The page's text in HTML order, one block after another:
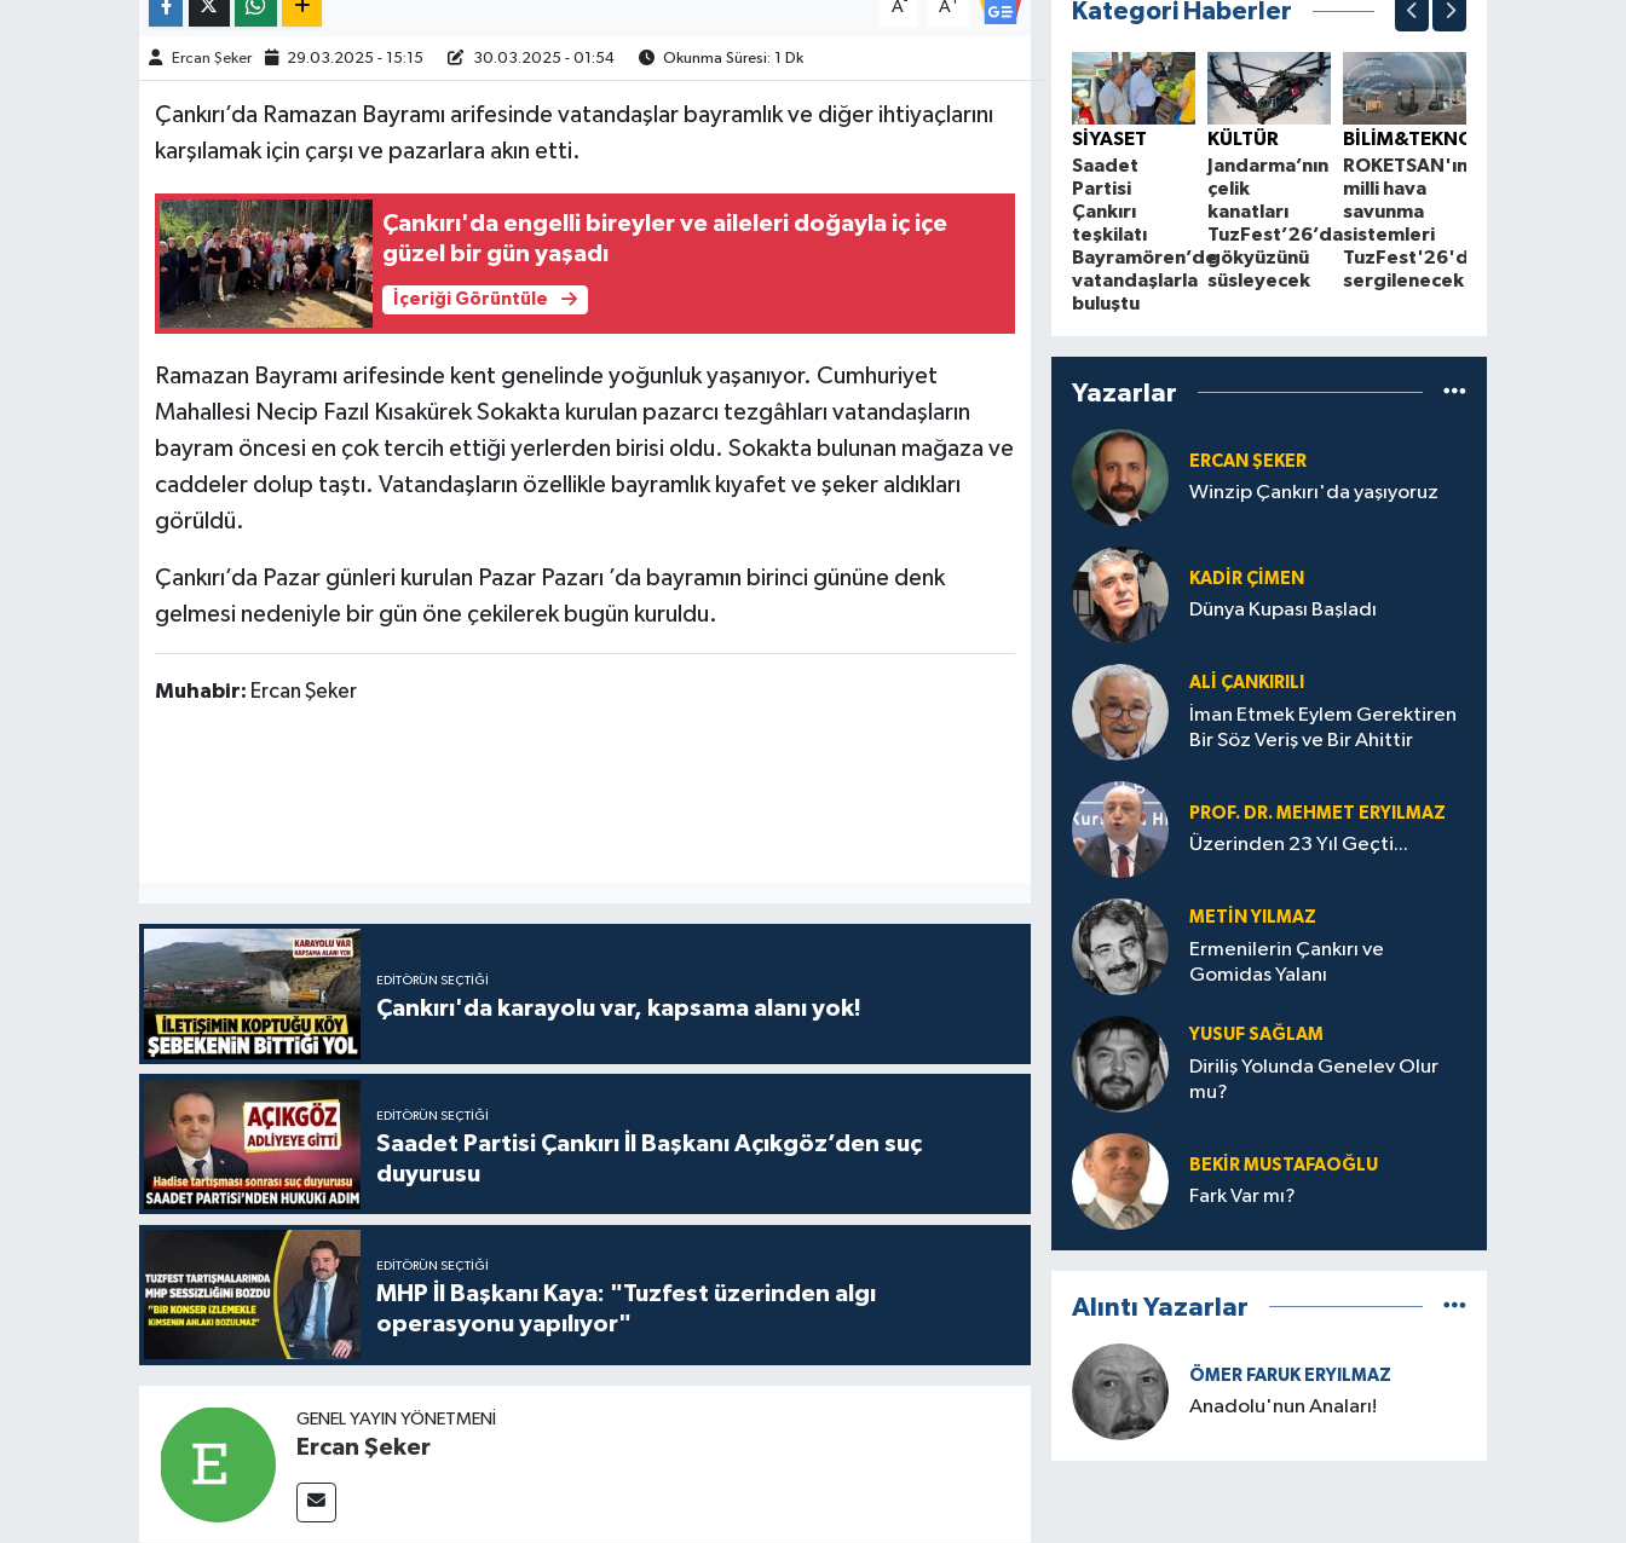
A A
Ercan Şeker 29.03.2025 - 15:15 30.03.2025 - 01:54 Okunma Süresi: 1 Dk
Çankırı’da Ramazan Bayramı arifesinde vatandaşlar bayramlık ve diğer ihtiyaçlarını
karşılamak için çarşı ve pazarlara akın etti.
Çankırı'da engelli bireyler ve aileleri doğayla iç içe
güzel bir gün yaşadı
İçeriği Görüntüle
Ramazan Bayramı arifesinde kent genelinde yoğunluk yaşanıyor. Cumhuriyet
Mahallesi Necip Fazıl Kısakürek Sokakta kurulan pazarcı tezgâhları vatandaşların
bayram öncesi en çok tercih ettiği yerlerden birisi oldu. Sokakta bulunan mağaza ve
caddeler dolup taştı. Vatandaşların özellikle bayramlık kıyafet ve şeker aldıkları
görüldü.
Çankırı’da Pazar günleri kurulan Pazar Pazarı ’da bayramın birinci gününe denk
gelmesi nedeniyle bir gün öne çekilerek bugün kuruldu.
Muhabir: Ercan Şeker
EDITÖRÜN SEÇTIĞI
Çankırı'da karayolu var, kapsama alanı yok!
EDITÖRÜN SEÇTIĞI
Saadet Partisi Çankırı İl Başkanı Açıkgöz’den suç
duyurusu
EDITÖRÜN SEÇTIĞI
MHP İl Başkanı Kaya: "Tuzfest üzerinden algı
operasyonu yapılıyor"
GENEL YAYIN YÖNETMENI
Ercan Şeker
Kategori Haberler
SİYASET
Saadet
Partisi
Çankırı
teşkilatı
Bayramören’de
vatandaşlarla
buluştu
KÜLTÜR
Jandarma’nın
çelik
kanatları
TuzFest’26’da
gökyüzünü
süsleyecek
BİLİM&TEKNOLOJİ
ROKETSAN'ın
milli hava
savunma
sistemleri
TuzFest'26'da
sergilenecek
Yazarlar
ERCAN ŞEKER
Winzip Çankırı'da yaşıyoruz
KADIR ÇIMEN
Dünya Kupası Başladı
ALI ÇANKIRILI
İman Etmek Eylem Gerektiren
Bir Söz Veriş ve Bir Ahittir
PROF. DR. MEHMET ERYILMAZ
Üzerinden 23 Yıl Geçti...
METIN YILMAZ
Ermenilerin Çankırı ve
Gomidas Yalanı
YUSUF SAĞLAM
Diriliş Yolunda Genelev Olur
mu?
BEKIR MUSTAFAOĞLU
Fark Var mı?
Alıntı Yazarlar
ÖMER FARUK ERYILMAZ
Anadolu'nun Anaları!
TÜRKİYE